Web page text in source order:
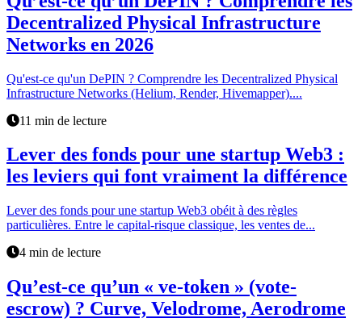
Decentralized Physical Infrastructure
Networks en 2026
Qu'est-ce qu'un DePIN ? Comprendre les Decentralized Physical
Infrastructure Networks (Helium, Render, Hivemapper)....
11 min de lecture
Lever des fonds pour une startup Web3 :
les leviers qui font vraiment la différence
Lever des fonds pour une startup Web3 obéit à des règles
particulières. Entre le capital-risque classique, les ventes de...
4 min de lecture
Qu’est-ce qu’un « ve-token » (vote-
escrow) ? Curve, Velodrome, Aerodrome